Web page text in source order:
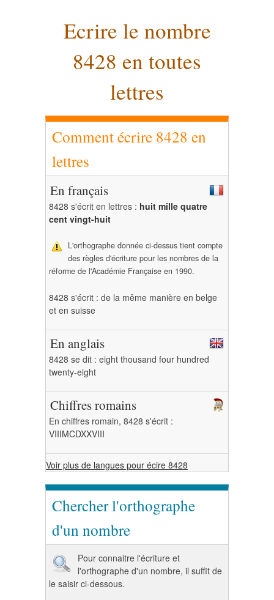
Ecrire le nombre
8428 en toutes
lettres
Comment écrire 8428 en
lettres
En français
8428 s'écrit en lettres : huit mille quatre
cent vingt-huit
L'orthographe donnée ci-dessus tient compte
des règles d'écriture pour les nombres de la
réforme de l'Académie Française en 1990.
8428 s'écrit : de la même manière en belge
et en suisse
En anglais
8428 se dit : eight thousand four hundred
twenty-eight
Chiffres romains
En chiffres romain, 8428 s'écrit :
VIIIMCDXXVIII
Voir plus de langues pour écire 8428
Chercher l'orthographe
d'un nombre
Pour connaitre l'écriture et
l'orthographe d'un nombre, il suffit de
le saisir ci-dessous.